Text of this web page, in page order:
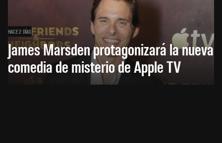
HACE 2 DÍAS
James Marsden protagonizará la nueva
comedia de misterio de Apple TV